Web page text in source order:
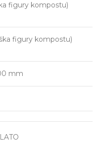
figury kompostu)
figury kompostu)
mm